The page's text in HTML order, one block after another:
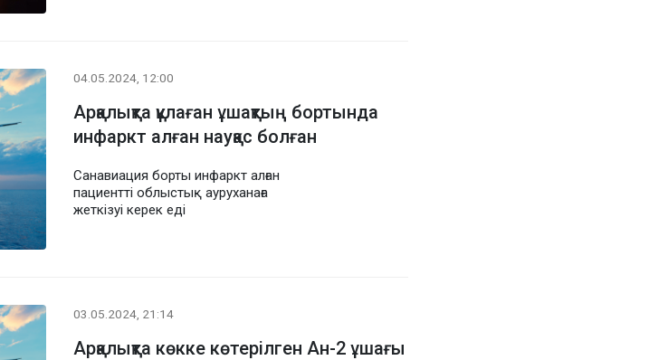
04.05.2024, 12:00
Арқалықта құлаған ұшақтың бортында
инфаркт алған науқас болған
Санавиация борты инфаркт алған
пациентті облыстық ауруханаға
жеткізуі керек еді
03.05.2024, 21:14
Арқалықта көкке көтерілген Ан-2 ұшағы